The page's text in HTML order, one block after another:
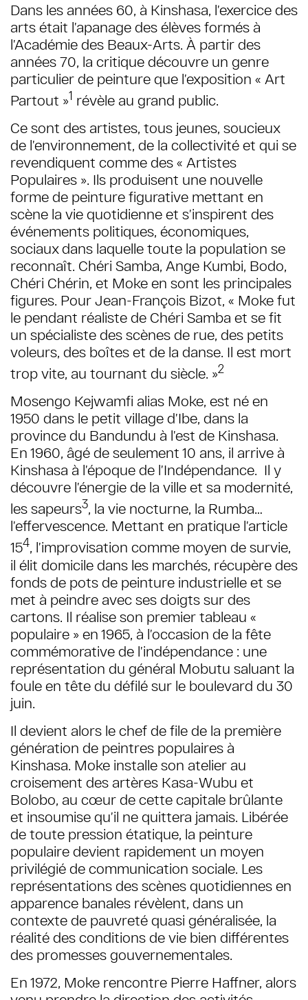
Dans les années 60, à Kinshasa, l’exercice des
arts était l’apanage des élèves formés à
l’Académie des Beaux-Arts. À partir des
années 70, la critique découvre un genre
particulier de peinture que l’exposition « Art
Partout »1 révèle au grand public.
Ce sont des artistes, tous jeunes, soucieux
de l’environnement, de la collectivité et qui se
revendiquent comme des « Artistes
Populaires ». Ils produisent une nouvelle
forme de peinture figurative mettant en
scène la vie quotidienne et s’inspirent des
événements politiques, économiques,
sociaux dans laquelle toute la population se
reconnaît. Chéri Samba, Ange Kumbi, Bodo,
Chéri Chérin, et Moke en sont les principales
figures. Pour Jean-François Bizot, « Moke fut
le pendant réaliste de Chéri Samba et se fit
un spécialiste des scènes de rue, des petits
voleurs, des boîtes et de la danse. Il est mort
trop vite, au tournant du siècle. »2
Mosengo Kejwamfi alias Moke, est né en
1950 dans le petit village d’Ibe, dans la
province du Bandundu à l’est de Kinshasa.
En 1960, âgé de seulement 10 ans, il arrive à
Kinshasa à l’époque de l’Indépendance. Il y
découvre l’énergie de la ville et sa modernité,
les sapeurs3, la vie nocturne, la Rumba…
l’effervescence. Mettant en pratique l’article
154, l’improvisation comme moyen de survie,
il élit domicile dans les marchés, récupère des
fonds de pots de peinture industrielle et se
met à peindre avec ses doigts sur des
cartons. Il réalise son premier tableau «
populaire » en 1965, à l’occasion de la fête
commémorative de l’indépendance : une
représentation du général Mobutu saluant la
foule en tête du défilé sur le boulevard du 30
juin.
Il devient alors le chef de file de la première
génération de peintres populaires à
Kinshasa. Moke installe son atelier au
croisement des artères Kasa-Wubu et
Bolobo, au cœur de cette capitale brûlante
et insoumise qu’il ne quittera jamais. Libérée
de toute pression étatique, la peinture
populaire devient rapidement un moyen
privilégié de communication sociale. Les
représentations des scènes quotidiennes en
apparence banales révèlent, dans un
contexte de pauvreté quasi généralisée, la
réalité des conditions de vie bien différentes
des promesses gouvernementales.
En 1972, Moke rencontre Pierre Haffner, alors